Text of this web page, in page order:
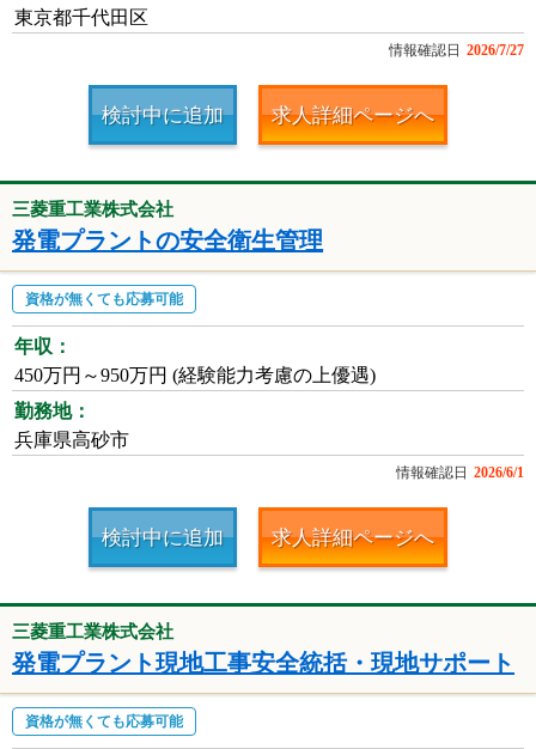
東京都千代田区
情報確認日 2026/7/27
検討中に追加 求人詳細ページへ
三菱重工業株式会社
発電プラントの安全衛生管理
資格が無くても応募可能
年収：
450万円～950万円 (経験能力考慮の上優遇)
勤務地：
兵庫県高砂市
情報確認日 2026/6/1
検討中に追加 求人詳細ページへ
三菱重工業株式会社
発電プラント現地工事安全統括・現地サポート
資格が無くても応募可能